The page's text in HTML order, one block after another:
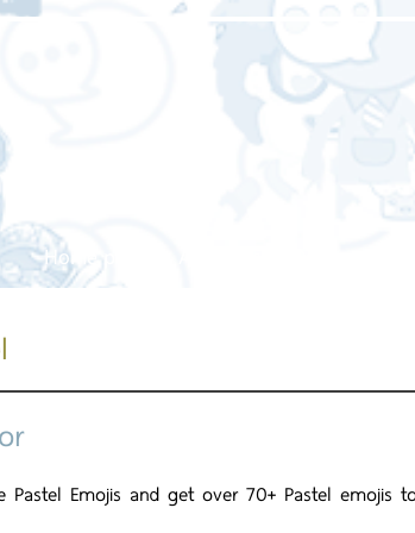
Home page
Pastel Emojis and get over 70+ Pastel